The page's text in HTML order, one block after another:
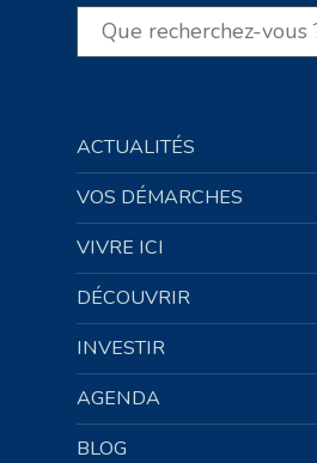
Rechercher
ACTUALITÉS
VOS DÉMARCHES
VIVRE ICI
DÉCOUVRIR
INVESTIR
AGENDA
BLOG